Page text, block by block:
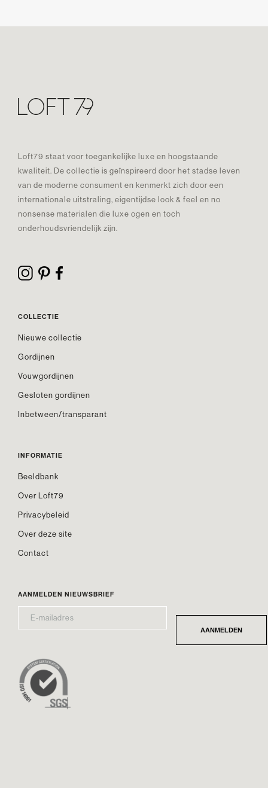
Loft79 staat voor toegankelijke luxe en hoogstaande
kwaliteit. De collectie is geïnspireerd door het stadse leven
van de moderne consument en kenmerkt zich door een
internationale uitstraling, eigentijdse look & feel en no
nonsense materialen die luxe ogen en toch
onderhoudsvriendelijk zijn.
COLLECTIE
Nieuwe collectie
Gordijnen
Vouwgordijnen
Gesloten gordijnen
Inbetween/transparant
INFORMATIE
Beeldbank
Over Loft79
Privacybeleid
Over deze site
Contact
AANMELDEN NIEUWSBRIEF
MAILADRES* AANMELDEN